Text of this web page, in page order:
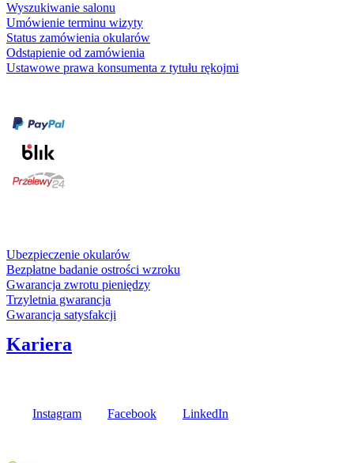
Wyszukiwanie salonu
Umówienie terminu wizyty
Status zamówienia okularów
Odstąpienie od zamówienia
Ustawowe prawa konsumenta z tytułu rękojmi
Ubezpieczenie okularów
Bezpłatne badanie ostrości wzroku
Gwarancja zwrotu pieniędzy
Trzyletnia gwarancja
Gwarancja satysfakcji
Kariera
Instagram Facebook LinkedIn